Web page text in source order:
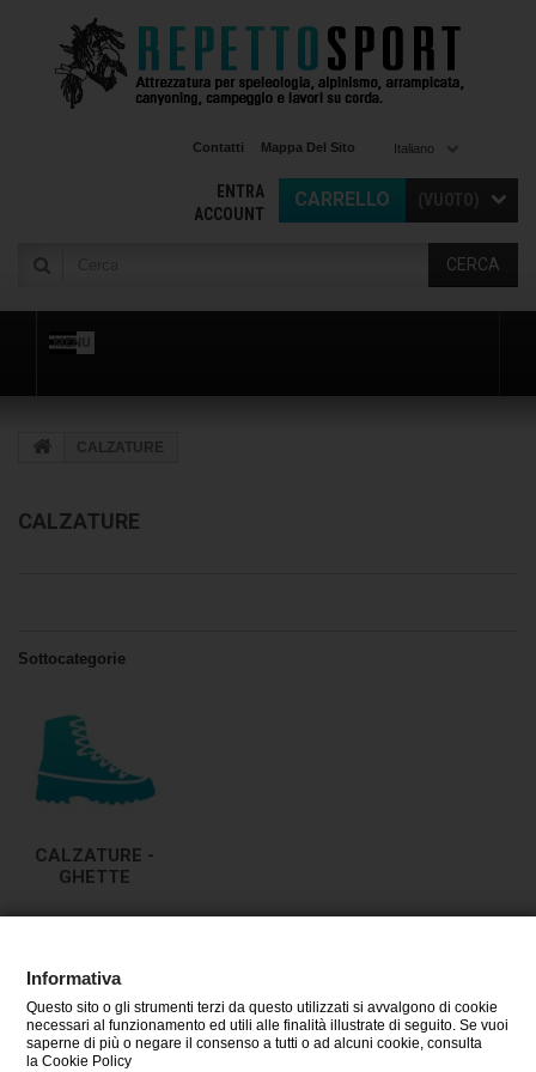
Italiano
Contatti Mappa Del Sito
CARRELLO
ENTRA
ACCOUNT
CERCA
MENU
CALZATURE
CALZATURE
Sottocategorie
CALZATURE -
GHETTE
CATEGORIE
Informativa
Questo sito o gli strumenti terzi da questo utilizzati si avvalgono di cookie
necessari al funzionamento ed utili alle finalità illustrate di seguito. Se vuoi
saperne di più o negare il consenso a tutti o ad alcuni cookie, consulta
la Cookie Policy